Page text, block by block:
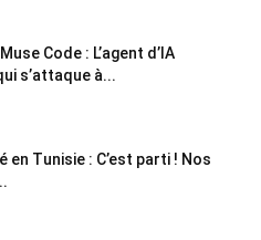
Code : L’agent d’IA
s’attaque à...
en Tunisie : C’est parti ! Nos